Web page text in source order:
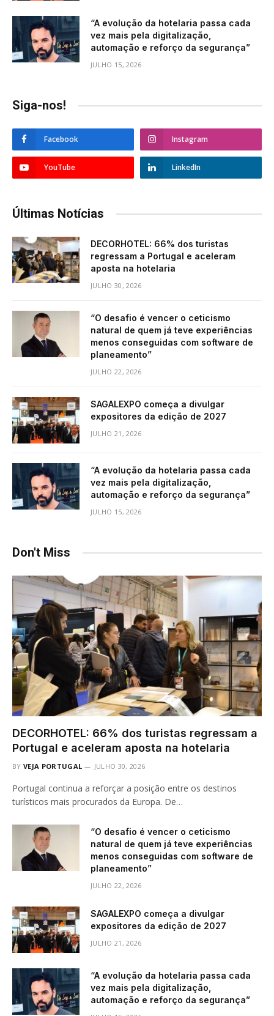
“A evolução da hotelaria passa cada
vez mais pela digitalização,
automação e reforço da segurança”
JULHO 15, 2026
Siga-nos!
Facebook Instagram
YouTube LinkedIn
Últimas Notícias
DECORHOTEL: 66% dos turistas
regressam a Portugal e aceleram
aposta na hotelaria
JULHO 30, 2026
“O desafio é vencer o ceticismo
natural de quem já teve experiências
menos conseguidas com software de
planeamento”
JULHO 22, 2026
SAGALEXPO começa a divulgar
expositores da edição de 2027
JULHO 21, 2026
“A evolução da hotelaria passa cada
vez mais pela digitalização,
automação e reforço da segurança”
JULHO 15, 2026
Don't Miss
DECORHOTEL: 66% dos turistas regressam a
Portugal e aceleram aposta na hotelaria
BY VEJA PORTUGAL JULHO 30, 2026
Portugal continua a reforçar a posição entre os destinos
turísticos mais procurados da Europa. De…
“O desafio é vencer o ceticismo
natural de quem já teve experiências
menos conseguidas com software de
planeamento”
JULHO 22, 2026
SAGALEXPO começa a divulgar
expositores da edição de 2027
JULHO 21, 2026
“A evolução da hotelaria passa cada
vez mais pela digitalização,
automação e reforço da segurança”